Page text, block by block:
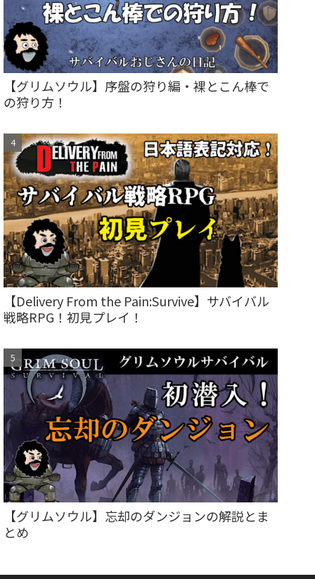
【グリムソウル】序盤の狩り編・裸とこん棒で
の狩り方！
【Delivery From the Pain:Survive】サバイバル
戦略RPG！初見プレイ！
【グリムソウル】忘却のダンジョンの解説とま
とめ